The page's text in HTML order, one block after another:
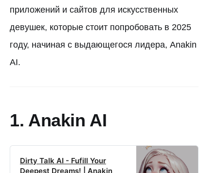
приложений и сайтов для искусственных
девушек, которые стоит попробовать в 2025
году, начиная с выдающегося лидера, Anakin
AI.
1. Anakin AI
Dirty Talk AI - Fufill Your
Deepest Dreams! | Anakin